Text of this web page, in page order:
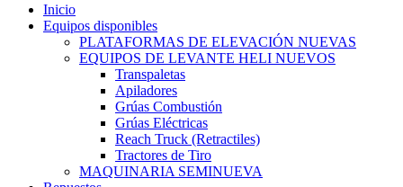
Inicio
Equipos disponibles
PLATAFORMAS DE ELEVACIÓN NUEVAS
EQUIPOS DE LEVANTE HELI NUEVOS
Transpaletas
Apiladores
Grúas Combustión
Grúas Eléctricas
Reach Truck (Retractiles)
Tractores de Tiro
MAQUINARIA SEMINUEVA